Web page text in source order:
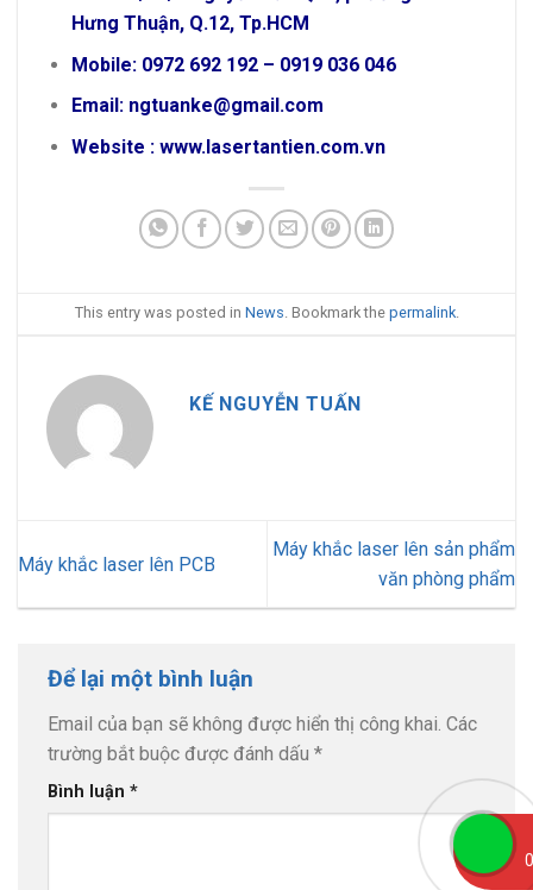
Hưng Thuận, Q.12, Tp.HCM
Mobile: 0972 692 192 – 0919 036 046
Email: ngtuanke@gmail.com
Website : www.lasertantien.com.vn
This entry was posted in News. Bookmark the permalink.
KẾ NGUYỄN TUẤN
Máy khắc laser lên PCB
Máy khắc laser lên sản phẩm
văn phòng phẩm
Để lại một bình luận
Email của bạn sẽ không được hiển thị công khai. Các
trường bắt buộc được đánh dấu *
Bình luận *